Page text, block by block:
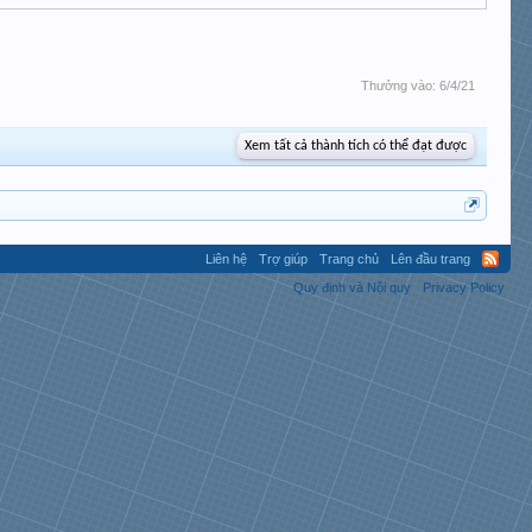
Thưởng vào: 6/4/21
Xem tất cả thành tích có thể đạt được
Liên hệ Trợ giúp Trang chủ
Lên đầu trang
Quy định và Nội quy
Privacy Policy